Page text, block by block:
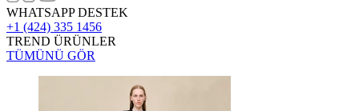
WHATSAPP DESTEK
+1 (424) 335 1456
TREND ÜRÜNLER
TÜMÜNÜ GÖR